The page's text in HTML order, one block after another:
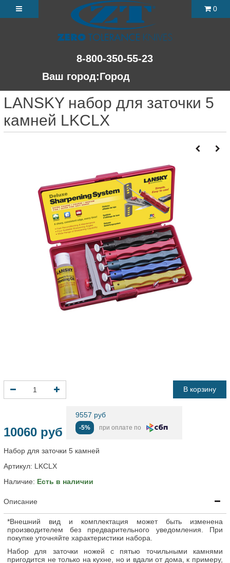
8-800-350-55-23
Ваш город:Город
0
LANSKY набор для заточки 5
камней LKCLX
В корзину
10060 руб
9557 руб
-5% при оплате по
Набор для заточки 5 камней
Артикул: LKCLX
Наличие: Есть в наличии
Описание
*Внешний вид и комплектация может быть изменена
производителем без предварительного уведомления. При
покупке уточняйте характеристики набора.
Набор для заточки ножей с пятью точильными камнями
пригодится не только на кухне, но и вдали от дома, к примеру,